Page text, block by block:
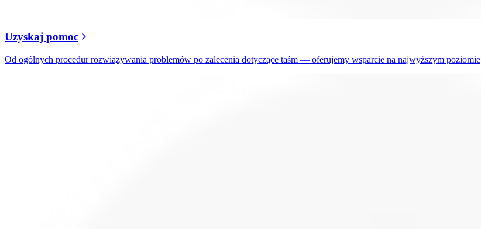
Uzyskaj pomoc
Od ogólnych procedur rozwiązywania problemów po zalecenia dotyczące taśm — oferujemy wsparcie na najwyższym poziomie